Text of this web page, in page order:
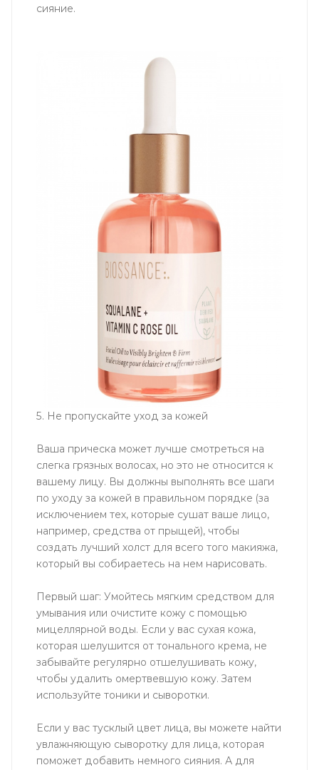
сияние.
5. Не пропускайте уход за кожей
Ваша прическа может лучше смотреться на
слегка грязных волосах, но это не относится к
вашему лицу. Вы должны выполнять все шаги
по уходу за кожей в правильном порядке (за
исключением тех, которые сушат ваше лицо,
например, средства от прыщей), чтобы
создать лучший холст для всего того макияжа,
который вы собираетесь на нем нарисовать.
Первый шаг: Умойтесь мягким средством для
умывания или очистите кожу с помощью
мицеллярной воды. Если у вас сухая кожа,
которая шелушится от тонального крема, не
забывайте регулярно отшелушивать кожу,
чтобы удалить омертвевшую кожу. Затем
используйте тоники и сыворотки.
Если у вас тусклый цвет лица, вы можете найти
увлажняющую сыворотку для лица, которая
поможет добавить немного сияния. А для